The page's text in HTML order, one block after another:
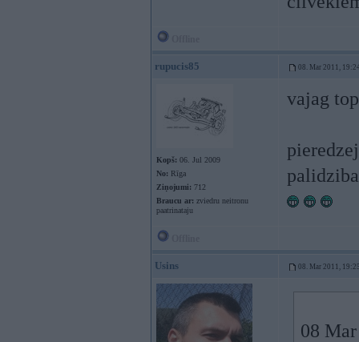
rupucis85 08. Mar 2011,
Kopš: 06. Jul 2009
No: Rīga
Ziņojumi: 712
Braucu ar: zviedru neitronu
paatrinataju
vajag
Usins 08. Mar 2011,
08